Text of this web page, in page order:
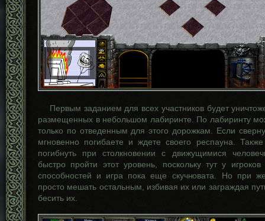
Первым заданием для всех участников будет
размещенных в небольшом лабиринте. По лабиринту
только по отведенным для этого дорожкам. Если
мгновенно погибаете и ждете своего респауна.
погибнуть при столкновении с движущимися
быстро пройти этот уровень, поскольку тут у
способностей и игра пока еще скучновата. Но при
просто мешать остальным, избивая их или заграждая
бесить их.